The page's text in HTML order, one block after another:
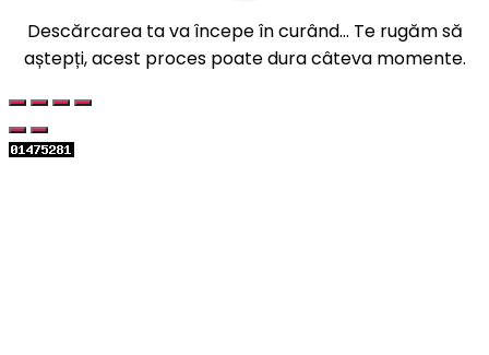
Descărcarea ta va începe în curând... Te rugăm să
aștepți, acest proces poate dura câteva momente.